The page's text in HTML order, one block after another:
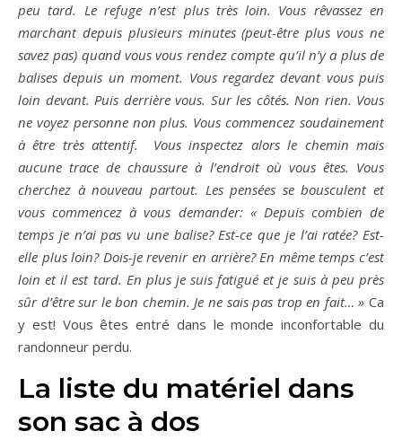
peu tard. Le refuge n’est plus très loin. Vous rêvassez en
marchant depuis plusieurs minutes (peut-être plus vous ne
savez pas) quand vous vous rendez compte qu’il n’y a plus de
balises depuis un moment. Vous regardez devant vous puis
loin devant. Puis derrière vous. Sur les côtés. Non rien. Vous
ne voyez personne non plus. Vous commencez soudainement
à être très attentif. Vous inspectez alors le chemin mais
aucune trace de chaussure à l’endroit où vous êtes. Vous
cherchez à nouveau partout. Les pensées se bousculent et
vous commencez à vous demander: « Depuis combien de
temps je n’ai pas vu une balise? Est-ce que je l’ai ratée? Est-
elle plus loin? Dois-je revenir en arrière? En même temps c’est
loin et il est tard. En plus je suis fatigué et je suis à peu près
sûr d’être sur le bon chemin. Je ne sais pas trop en fait… » Ca
y est! Vous êtes entré dans le monde inconfortable du
randonneur perdu.
La liste du matériel dans
son sac à dos